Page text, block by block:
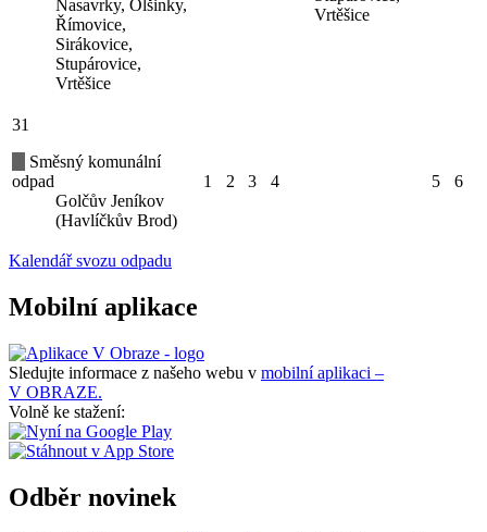
Nasavrky, Olšinky,
Římovice,
Sirákovice,
Stupárovice,
Vrtěšice
Vrtěšice
31
Směsný komunální
odpad
Golčův Jeníkov
(Havlíčkův Brod)
1 2 3 4 5 6
Kalendář svozu odpadu
Mobilní aplikace
Sledujte informace z našeho webu v mobilní aplikaci –
V OBRAZE.
Volně ke stažení:
Odběr novinek